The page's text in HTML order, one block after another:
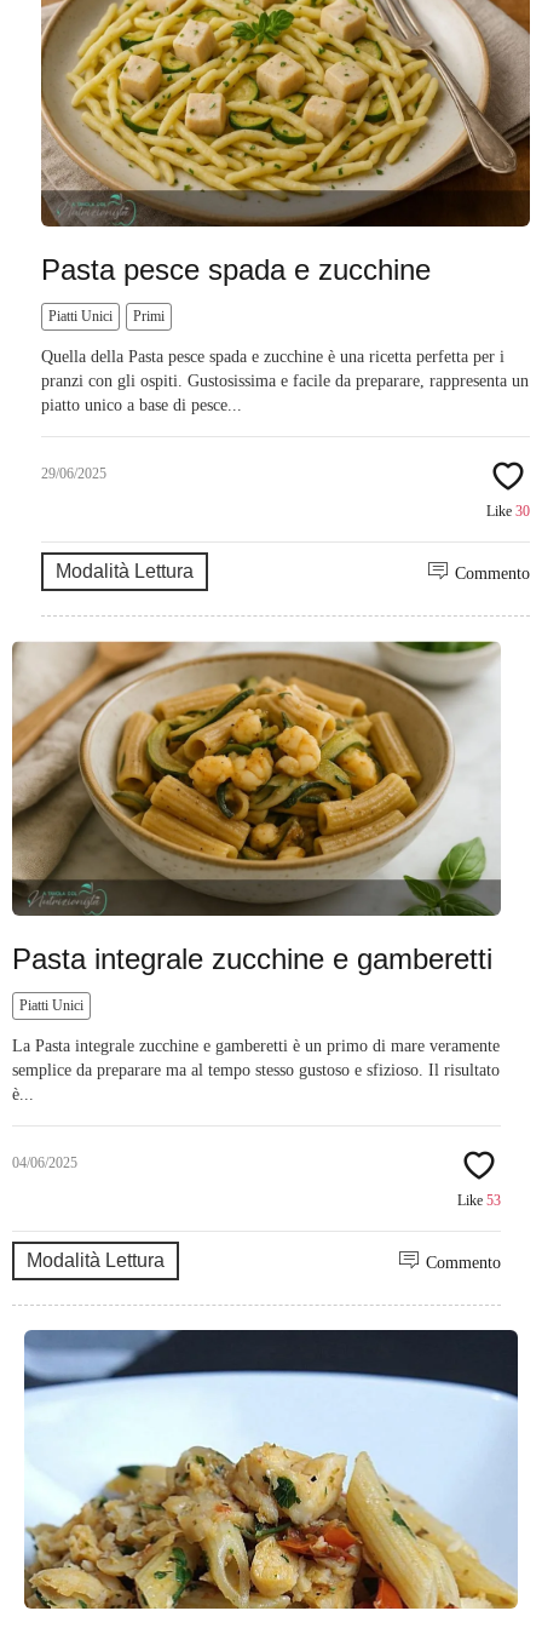
Pasta pesce spada e zucchine
Piatti Unici Primi
Quella della Pasta pesce spada e zucchine è una ricetta perfetta per i
pranzi con gli ospiti. Gustosissima e facile da preparare, rappresenta un
piatto unico a base di pesce...
29/06/2025
Like 30
Modalità Lettura Commento
Pasta integrale zucchine e gamberetti
Piatti Unici
La Pasta integrale zucchine e gamberetti è un primo di mare veramente
semplice da preparare ma al tempo stesso gustoso e sfizioso. Il risultato
è...
04/06/2025
Like 53
Modalità Lettura Commento